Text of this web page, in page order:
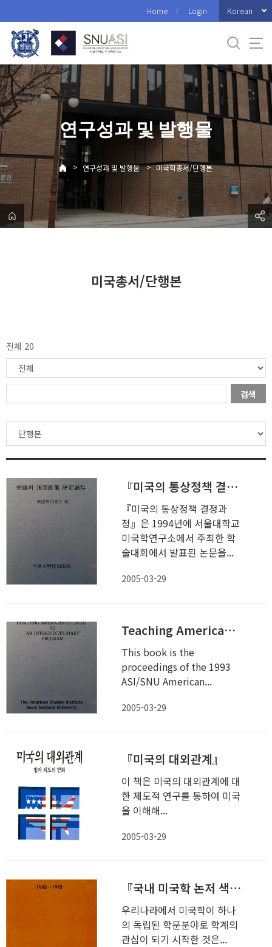
로
메
뉴
Home Login Korean
연구성과 및 발행물
> 연구성과 및 발행물 > 미국학총서/단행본
미국총서/단행본
전체 20
검색
『미국의 통상정책 결정과정』
『미국의 통상정책 결정과
정』은 1994년에 서울대학교
미국학연구소에서 주최한 학
술대회에서 발표된 논문을...
2005-03-29
Teaching American studies as an interdisciplinary program
This book is the
proceedings of the 1993
ASI/SNU American...
2005-03-29
『미국의 대외관계』
이 책은 미국의 대외관계에 대
한 제도적 연구를 통하여 미국
을 이해해...
2005-03-29
『국내 미국학 논저 색인(1945-1985)』
우리나라에서 미국학이 하나
의 독립된 학문분야로 학계의
관심이 되기 시작한 것은...